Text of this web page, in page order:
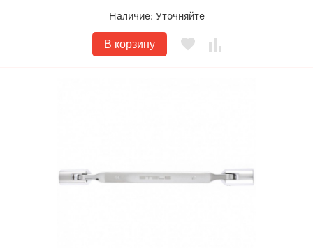
Наличие: Уточняйте
В корзину